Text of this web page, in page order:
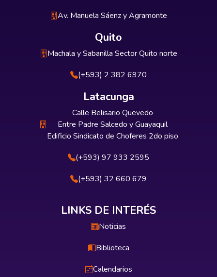
Av. Manuela Sáenz y Agramonte
Quito
Machala y Sabanilla Sector Quito norte
(+593) 2 382 6970
Latacunga
Calle Belisario Quevedo
Entre Padre Salcedo y Guayaquil
Edificio Sindicato de Choferes 2do piso
(+593) 97 933 2595
(+593) 32 660 679
LINKS DE INTERÉS
Noticias
Biblioteca
Calendarios